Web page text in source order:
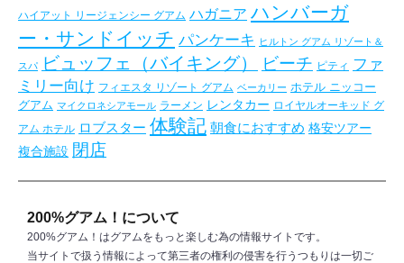
ハイアット リージェンシー グアム ハガニア ハンバーガ
ー・サンドイッチ パンケーキ ヒルトン グアム リゾート＆
スパ ビュッフェ（バイキング） ビーチ ピティ ファ
ミリー向け フィエスタ リゾート グアム ベーカリー ホテル ニッコー
グアム マイクロネシアモール ラーメン レンタカー ロイヤルオーキッド グ
アム ホテル ロブスター 体験記 朝食におすすめ 格安ツアー
複合施設 閉店
200%グアム！について
200%グアム！はグアムをもっと楽しむ為の情報サイトです。
当サイトで扱う情報によって第三者の権利の侵害を行うつもりは一切ご